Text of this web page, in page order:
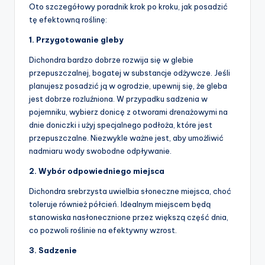
Oto szczegółowy poradnik krok po kroku, jak posadzić
tę efektowną roślinę:
1. Przygotowanie gleby
Dichondra bardzo dobrze rozwija się w glebie
przepuszczalnej, bogatej w substancje odżywcze. Jeśli
planujesz posadzić ją w ogrodzie, upewnij się, że gleba
jest dobrze rozluźniona. W przypadku sadzenia w
pojemniku, wybierz donicę z otworami drenażowymi na
dnie doniczki i użyj specjalnego podłoża, które jest
przepuszczalne. Niezwykle ważne jest, aby umożliwić
nadmiaru wody swobodne odpływanie.
2. Wybór odpowiedniego miejsca
Dichondra srebrzysta uwielbia słoneczne miejsca, choć
toleruje również półcień. Idealnym miejscem będą
stanowiska nasłonecznione przez większą część dnia,
co pozwoli roślinie na efektywny wzrost.
3. Sadzenie